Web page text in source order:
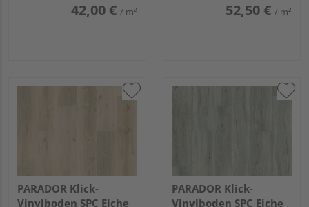
42,00 € / m² 52,50 € / m²
PARADOR Klick-
Vinylboden SPC Eiche
PARADOR Klick-
Vinylboden SPC Eiche